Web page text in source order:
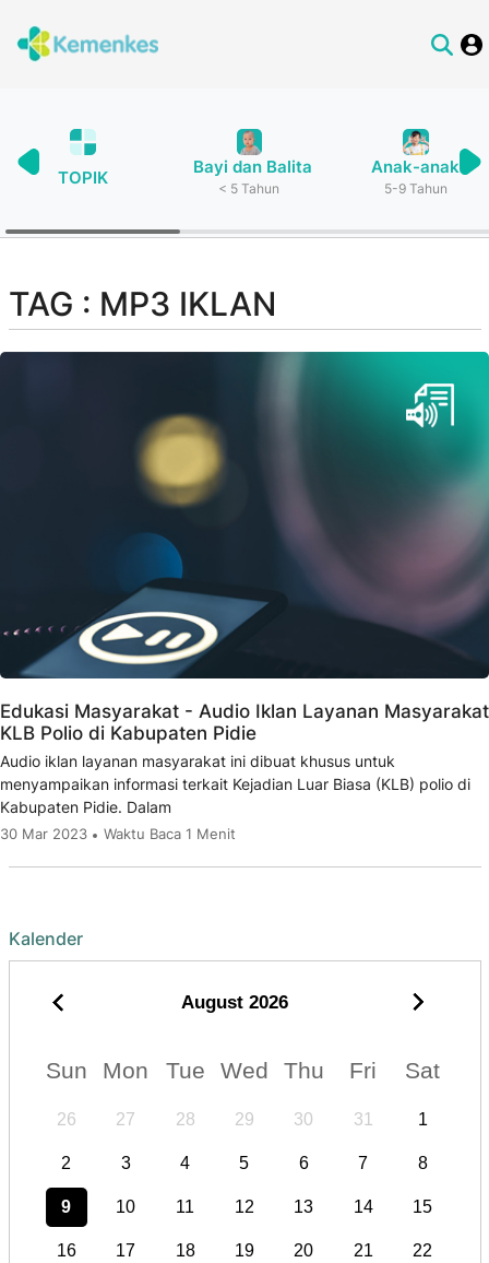
TOPIK
Bayi dan Balita
< 5 Tahun
Anak-anak
5-9 Tahun
TAG : MP3 IKLAN
Edukasi Masyarakat - Audio Iklan Layanan Masyarakat
KLB Polio di Kabupaten Pidie
Audio iklan layanan masyarakat ini dibuat khusus untuk
menyampaikan informasi terkait Kejadian Luar Biasa (KLB) polio di
Kabupaten Pidie. Dalam
30 Mar 2023 Waktu Baca 1 Menit
Kalender
August 2026
Sun Mon Tue Wed Thu Fri Sat
26 27 28 29 30 31 1
2 3 4 5 6 7 8
9 10 11 12 13 14 15
16 17 18 19 20 21 22